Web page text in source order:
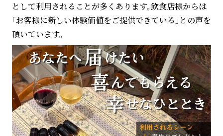
として利用されることが多くあります。飲食店様からは
「お客様に新しい体験価値をご提供できている」との声を
頂いています。